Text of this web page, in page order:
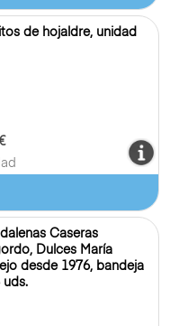
de hojaldre, unidad
Caseras
Dulces María
desde 1976, bandeja
uds.